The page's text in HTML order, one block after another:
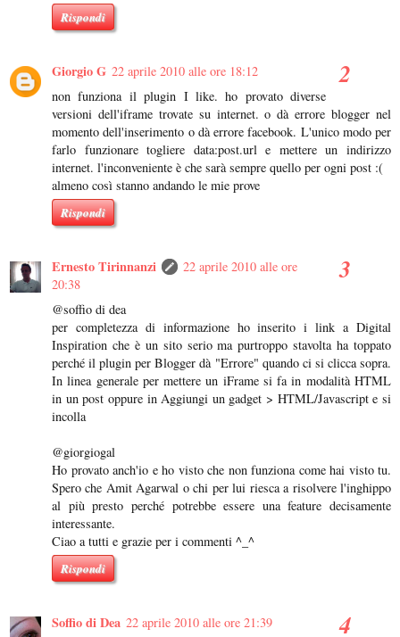
Rispondi
Giorgio G 22 aprile 2010 alle ore 18:12
non funziona il plugin I like. ho provato diverse
versioni dell'iframe trovate su internet. o dà errore blogger nel
momento dell'inserimento o dà errore facebook. L'unico modo per
farlo funzionare togliere data:post.url e mettere un indirizzo
internet. l'inconveniente è che sarà sempre quello per ogni post :(
almeno così stanno andando le mie prove
Rispondi
Ernesto Tirinnanzi
22 aprile 2010 alle ore
20:38
@soffio di dea
per completezza di informazione ho inserito i link a Digital
Inspiration che è un sito serio ma purtroppo stavolta ha toppato
perché il plugin per Blogger dà "Errore" quando ci si clicca sopra.
In linea generale per mettere un iFrame si fa in modalità HTML
in un post oppure in Aggiungi un gadget > HTML/Javascript e si
incolla
@giorgiogal
Ho provato anch'io e ho visto che non funziona come hai visto tu.
Spero che Amit Agarwal o chi per lui riesca a risolvere l'inghippo
al più presto perché potrebbe essere una feature decisamente
interessante.
Ciao a tutti e grazie per i commenti ^_^
Rispondi
Soffio di Dea 22 aprile 2010 alle ore 21:39